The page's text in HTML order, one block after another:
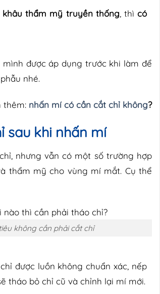
thẩm mỹ truyền thống , thì có
được áp dụng trước khi làm để
nhé.
thêm: nhấn mí có cần cắt chỉ không?
sau khi nhấn mí
nhưng vẫn có một số trường hợp
thẩm mỹ cho vùng mí mắt. Cụ thể
không cần phải cắt chỉ
được luồn không chuẩn xác, nếp
tháo bỏ chỉ cũ và chỉnh lại mí mới.